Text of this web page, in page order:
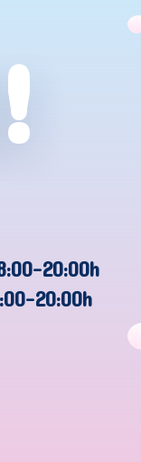
20:00h
20:00h